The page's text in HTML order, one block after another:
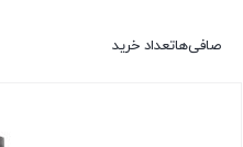
صافی‌هاتعداد خرید